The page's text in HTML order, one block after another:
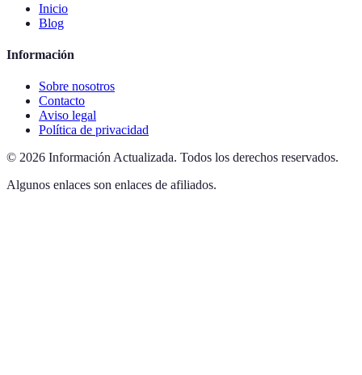
Inicio
Blog
Información
Sobre nosotros
Contacto
Aviso legal
Política de privacidad
© 2026 Información Actualizada. Todos los derechos reservados.
Algunos enlaces son enlaces de afiliados.